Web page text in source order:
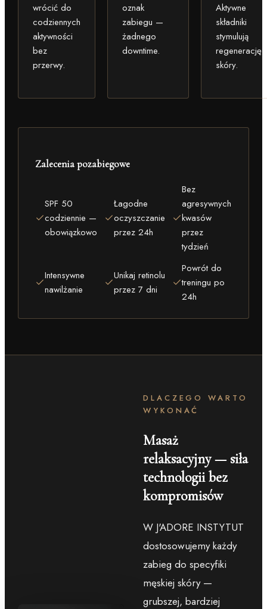
wrócić do
codziennych
aktywności
bez
przerwy.
oznak
zabiegu —
żadnego
downtime.
Aktywne
składniki
stymulują
regenerację
skóry.
Zalecenia pozabiegowe
SPF 50
codziennie —
obowiązkowo
Łagodne
oczyszczanie
przez 24h
Bez
agresywnych
kwasów
przez
tydzień
Intensywne
nawilżanie
Unikaj retinolu
przez 7 dni
Powrót do
treningu po
24h
DLACZEGO WARTO
WYKONAĆ
Masaż
relaksacyjny — siła
technologii bez
kompromisów
W J'ADORE INSTYTUT
dostosowujemy każdy
zabieg do specyfiki
męskiej skóry —
grubszej, bardziej